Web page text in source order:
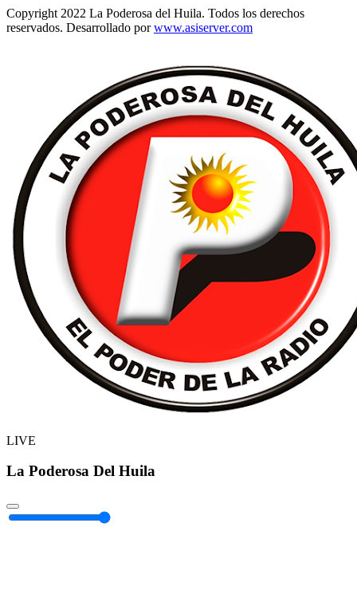
Copyright 2022 La Poderosa del Huila. Todos los derechos
reservados. Desarrollado porwww.asiserver.com
LIVE
La Poderosa Del Huila